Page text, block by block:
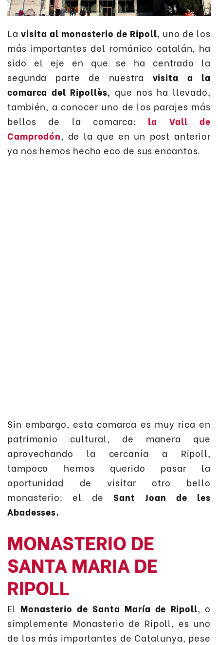
Lavisita al monasterio de Ripoll, uno de los
más importantes del románico catalán, ha
sido el eje en que se ha centrado la
segunda parte de nuestra visita a la
comarca del Ripollès, que nos ha llevado,
también, a conocer uno de los parajes más
bellos de la comarca: la Vall de
Camprodón, de la que en un post anterior
ya nos hemos hecho eco de sus encantos.
Sin embargo, esta comarca es muy rica en
patrimonio cultural, de manera que
aprovechando la cercanía a Ripoll,
tampoco hemos querido pasar la
oportunidad de visitar otro bello
monasterio: el de Sant Joan de les
Abadesses.
MONASTERIO DE
SANTA MARIA DE
RIPOLL
El Monasterio de Santa María de Ripoll, o
simplemente Monasterio de Ripoll, es uno
de los más importantes de Catalunya, pese